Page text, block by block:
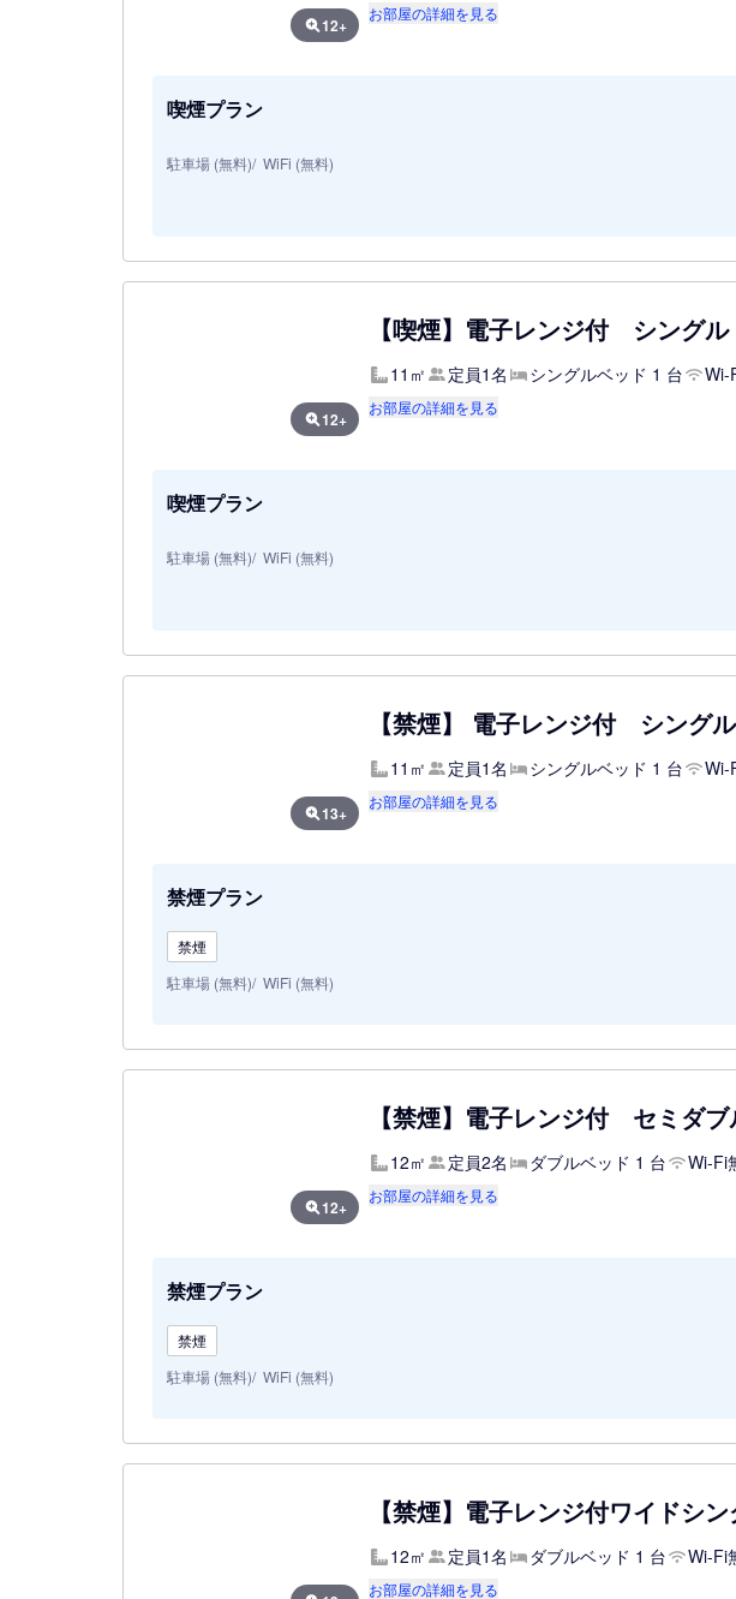
12+
お部屋の詳細を見る
喫煙プラン
駐車場 (無料) WiFi (無料)
12+
【喫煙】電子レンジ付 シングル
11㎡ 定員1名 シングルベッド 1 台 Wi-
お部屋の詳細を見る
喫煙プラン
駐車場 (無料) WiFi (無料)
13+
【禁煙】 電子レンジ付 シングル
11㎡ 定員1名 シングルベッド 1 台 Wi-
お部屋の詳細を見る
禁煙プラン
禁煙
駐車場 (無料) WiFi (無料)
12+
【禁煙】電子レンジ付 セミダブ
12㎡ 定員2名 ダブルベッド 1 台 Wi-Fi
お部屋の詳細を見る
禁煙プラン
禁煙
駐車場 (無料) WiFi (無料)
【禁煙】電子レンジ付ワイドシ
12㎡ 定員1名 ダブルベッド 1 台 Wi-Fi
お部屋の詳細を見る